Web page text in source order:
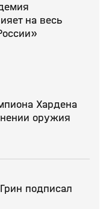
на весь
Хардена
оружия
подписал